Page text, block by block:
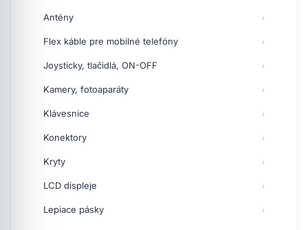
Antény
Flex káble pre mobilné telefóny
Joysticky, tlačidlá, ON-OFF
Kamery, fotoaparáty
Klávesnice
Konektory
Kryty
LCD displeje
Lepiace pásky